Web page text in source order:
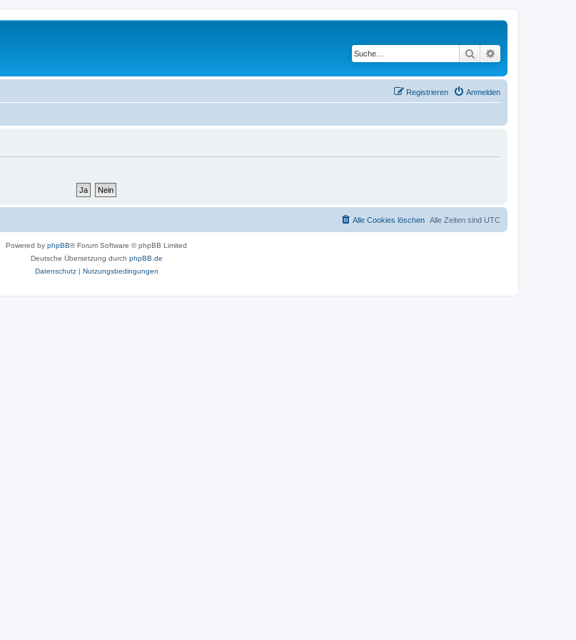
Suche
Anmelden
Registrieren
Alle Zeiten sind UTC
Alle Cookies löschen
Powered by phpBB® Forum Software © phpBB Limited
Deutsche Übersetzung durch phpBB.de
Datenschutz| Nutzungsbedingungen